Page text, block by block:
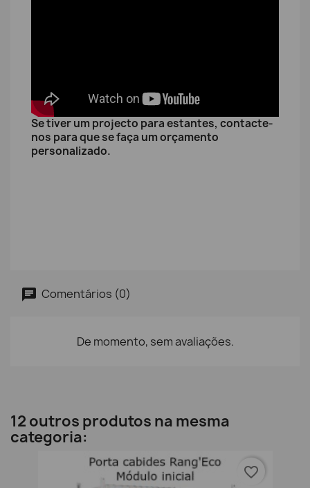
Se tiver um projecto para estantes, contacte-
nos para que se faça um orçamento
personalizado.
Comentários (0)
De momento, sem avaliações.
12 outros produtos na mesma
categoria:
favorite_border